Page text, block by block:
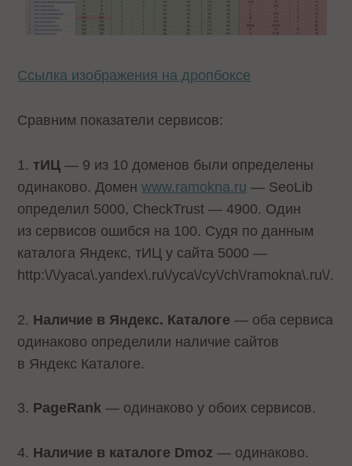
Ссылка изображения на дропбоксе
Сравним показатели сервисов:
1.тИЦ — 9 из 10 доменов были определены
одинаково. Доменwww.ramokna.ru — SeoLib
определил 5000, CheckTrust — 4900. Один
из сервисов ошибся на 100. Судя по данным
каталога Яндекс, тИЦ у сайта 5000 —
http:\/\/yaca\.yandex\.ru\/yca\/cy\/ch\/ramokna\.ru\/.
2. Наличие в Яндекс. Каталоге— оба сервиса
одинаково определили наличие сайтов
в Яндекс Каталоге.
3. PageRank— одинаково у обоих сервисов.
4. Наличие в каталоге Dmoz— одинаково.